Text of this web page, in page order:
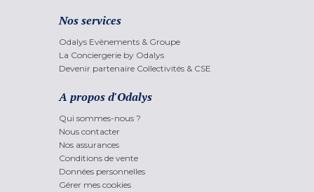
Nos services
Odalys Evènements & Groupe
La Conciergerie by Odalys
Devenir partenaire Collectivités & CSE
A propos d'Odalys
Qui sommes-nous ?
Nous contacter
Nos assurances
Conditions de vente
Données personnelles
Gérer mes cookies